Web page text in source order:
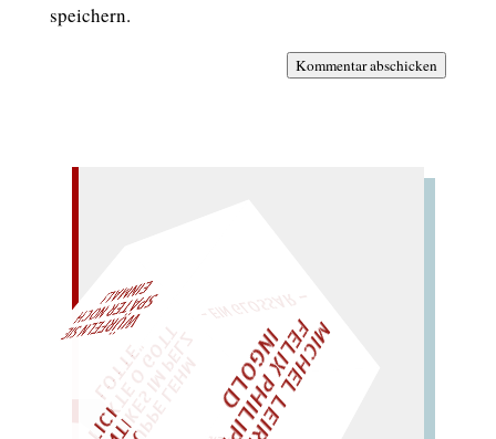
speichern.
Kommentar abschicken
„
S
U
P
P
E
L
E
H
M
A
N
T
I
K
E
S
I
M
P
E
L
Z T
I
C
K
T
E
O
G
O
T
T L
O
T
T
E
" C
F
I
DLIES SIR LEIRIS LEIS
AL!